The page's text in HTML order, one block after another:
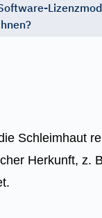
Schleimhaut
Herkunft, z.